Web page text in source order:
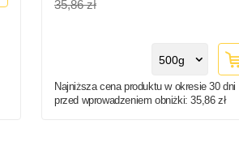
35,86 zł
500g
Najniższa cena produktu w okresie 30 dni
przed wprowadzeniem obniżki:35,86 zł